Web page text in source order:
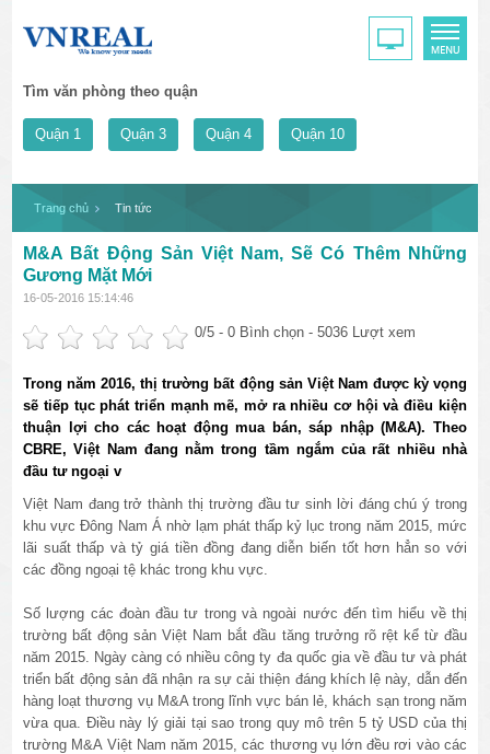
Tìm văn phòng theo quận
Quận 1 Quận 3 Quận 4 Quận 10
Trang chủ Tin tức
M&A Bất Động Sản Việt Nam, Sẽ Có Thêm Những
Gương Mặt Mới
16-05-2016 15:14:46
0/5 -0 Bình chọn - 5036 Lượt xem
Trong năm 2016, thị trường bất động sản Việt Nam được kỳ vọng
sẽ tiếp tục phát triển mạnh mẽ, mở ra nhiều cơ hội và điều kiện
thuận lợi cho các hoạt động mua bán, sáp nhập (M&A). Theo
CBRE, Việt Nam đang nằm trong tầm ngắm của rất nhiều nhà
đầu tư ngoại v
Việt Nam đang trở thành thị trường đầu tư sinh lời đáng chú ý trong
khu vực Đông Nam Á nhờ lạm phát thấp kỷ lục trong năm 2015, mức
lãi suất thấp và tỷ giá tiền đồng đang diễn biến tốt hơn hẳn so với
các đồng ngoại tệ khác trong khu vực.
Số lượng các đoàn đầu tư trong và ngoài nước đến tìm hiểu về thị
trường bất động sản Việt Nam bắt đầu tăng trưởng rõ rệt kể từ đầu
năm 2015. Ngày càng có nhiều công ty đa quốc gia về đầu tư và phát
triển bất động sản đã nhận ra sự cải thiện đáng khích lệ này, dẫn đến
hàng loạt thương vụ M&A trong lĩnh vực bán lẻ, khách sạn trong năm
vừa qua. Điều này lý giải tại sao trong quy mô trên 5 tỷ USD của thị
trường M&A Việt Nam năm 2015, các thương vụ lớn đều rơi vào các